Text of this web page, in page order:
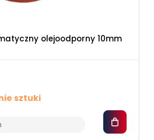
olejoodporny 10mm
sztuki